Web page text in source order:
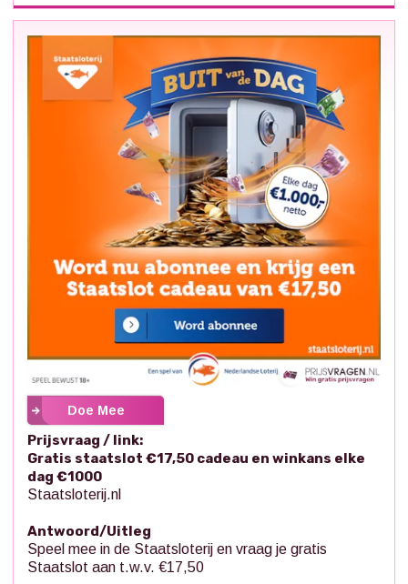
Doe Mee
Prijsvraag / link:
Gratis staatslot €17,50 cadeau en winkans elke
dag €1000
Staatsloterij.nl
Antwoord/Uitleg
Speel mee in de Staatsloterij en vraag je gratis
Staatslot aan t.w.v. €17,50